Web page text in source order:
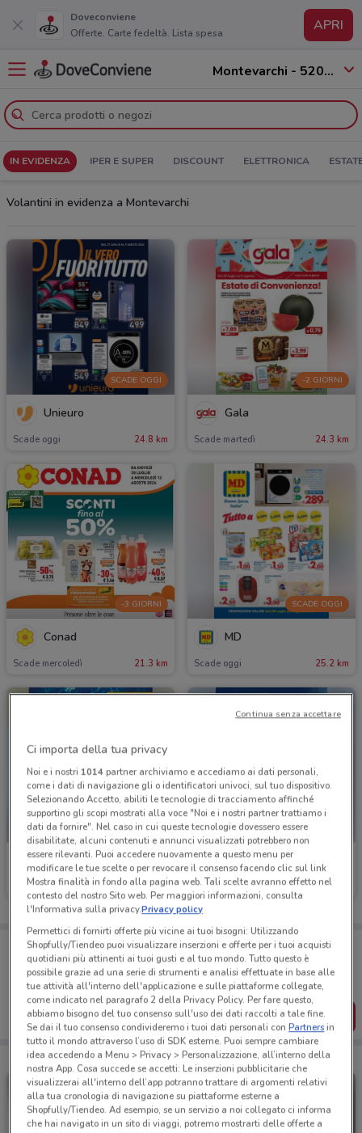
Doveconviene
Offerte. Carte fedeltà. Lista spesa
APRI
Montevarchi - 52020
IN EVIDENZA IPER E SUPER DISCOUNT ELETTRONICA
Volantini in evidenza a Montevarchi
SCADE OGGI
Unieuro
Scade oggi 24.8 km
-2 GIORNI
Gala
Scade martedì 24.3 km
-3 GIORNI
Conad
Scade mercoledì 21.3 km
SCADE OGGI
MD
Scade oggi 25.2 km
Euronics
Scade il 19/08 994 m
Euronics
Scade il 19/08 994 m
Porta DoveConviene sempre con te!
Puoi trovare le migliori offerte dei negozi vicino a te,
salvarle e creare la tua lista del risparmio, comodamente
dal tuo cellulare.
SCARICA L’APP
Ci importa della tua privacy
Noi e i nostri 1014partner archiviamo e accediamo ai dati personali,
come i dati di navigazione gli o identificatori univoci, sul tuo dispositivo.
Selezionando Accetto, abiliti le tecnologie di tracciamento affinché
supportino gli scopi mostrati alla voce "Noi e i nostri partner trattiamo i
dati da fornire". Nel caso in cui queste tecnologie dovessero essere
disabilitate, alcuni contenuti e annunci visualizzati potrebbero non
essere rilevanti. Puoi accedere nuovamente a questo menu per
modificare le tue scelte o per revocare il consenso facendo clic sul link
Mostra finalità in fondo alla pagina web. Tali scelte avranno effetto nel
contesto del nostro Sito web. Per maggiori informazioni, consulta
l'Informativa sulla privacy.Privacy policy
Permettici di fornirti offerte più vicine ai tuoi bisogni: Utilizzando
Shopfully/Tiendeo puoi visualizzare inserzioni e offerte per i tuoi acquisti
quotidiani più attinenti ai tuoi gusti e al tuo mondo. Tutto questo è
possibile grazie ad una serie di strumenti e analisi effettuate in base alle
tue attività all'interno dell'applicazione e sulle piattaforme collegate,
come indicato nel paragrafo 2 della Privacy Policy. Per fare questo,
abbiamo bisogno del tuo consenso sull'uso dei dati raccolti a tale fine.
Se dai il tuo consenso condivideremo i tuoi dati personali conPartnersin
tutto il mondo attraverso l’uso di SDK esterne. Puoi sempre cambiare
idea accedendo a Menu > Privacy > Personalizzazione, all’interno della
nostra App. Cosa succede se accetti: Le inserzioni pubblicitarie che
visualizzerai all'interno dell’app potranno trattare di argomenti relativi
alla tua cronologia di navigazione su piattaforme esterne a
Shopfully/Tiendeo. Ad esempio, se un servizio a noi collegato ci informa
che hai navigato in un sito di viaggi, potremo mostrarti delle offerte a
Continua senza accettare